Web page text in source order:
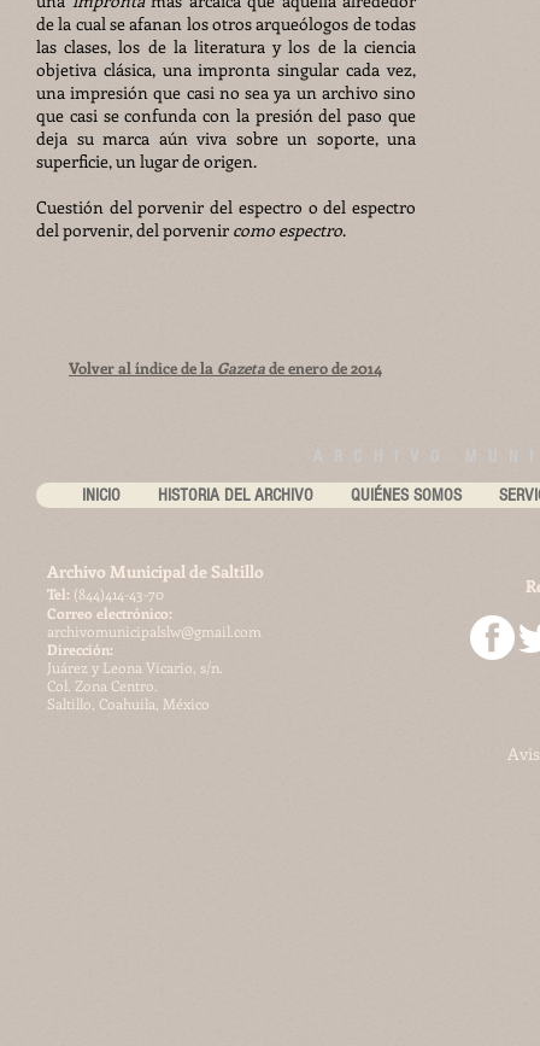
de la cual se afanan los otros arqueólogos de todas
las clases, los de la literatura y los de la ciencia
objetiva clásica, una impronta singular cada vez,
una impresión que casi no sea ya un archivo sino
que casi se confunda con la presión del paso que
deja su marca aún viva sobre un soporte, una
superficie, un lugar de origen.
Cuestión del porvenir del espectro o del espectro
del porvenir, del porvenir como espectro.
Volver al índice de la Gazetade enero de 2014
ARCHIVO
INICIO HISTORIA DEL ARCHIVO QUIÉNES SOMOS
Archivo Municipal de Saltillo
​Tel: (844)414-43-70
Correo electrónico:
archivomunicipalslw@gmail.com
Dirección:
Juárez y Leona Vicario, s/n.
Col. Zona Centro.
Saltillo, Coahuila, México